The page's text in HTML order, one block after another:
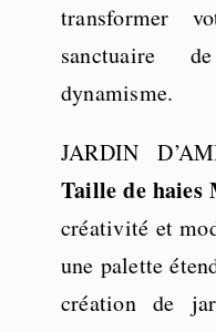
transformer
sanctuaire
dynamisme.
JARDIN
Taille de haies
créativité et
une palette
création de